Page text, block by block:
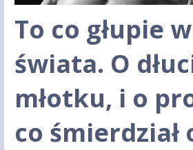
To co głupie
świata. O
młotku, i o
co śmierdział